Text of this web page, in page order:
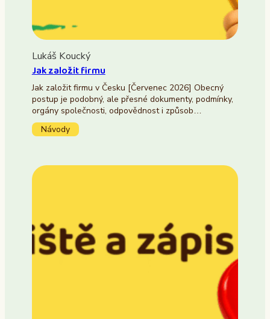
Lukáš Koucký
Jak založit firmu
Jak založit firmu v Česku [Červenec 2026] Obecný
postup je podobný, ale přesné dokumenty, podmínky,
orgány společnosti, odpovědnost i způsob…
Návody